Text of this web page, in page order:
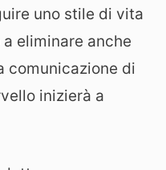
uno stile di vita
eliminare anche
comunicazione di
inizierà a